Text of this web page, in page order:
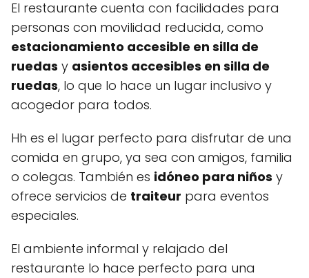
El restaurante cuenta con facilidades para
personas con movilidad reducida, como
estacionamiento accesible en silla de
ruedas y asientos accesibles en silla de
ruedas, lo que lo hace un lugar inclusivo y
acogedor para todos.
Hh es el lugar perfecto para disfrutar de una
comida en grupo, ya sea con amigos, familia
o colegas. También es idóneo para niños y
ofrece servicios de traiteur para eventos
especiales.
El ambiente informal y relajado del
restaurante lo hace perfecto para una